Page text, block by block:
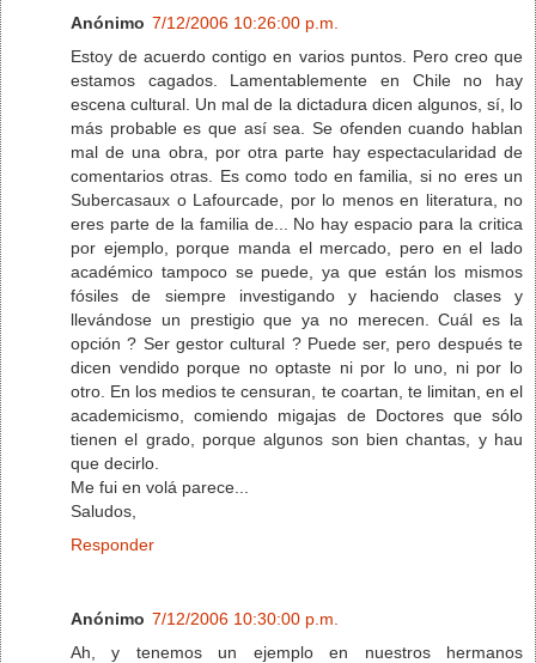
Anónimo 7/12/2006 10:26:00 p.m.
Estoy de acuerdo contigo en varios puntos. Pero creo que
estamos cagados. Lamentablemente en Chile no hay
escena cultural. Un mal de la dictadura dicen algunos, sí, lo
más probable es que así sea. Se ofenden cuando hablan
mal de una obra, por otra parte hay espectacularidad de
comentarios otras. Es como todo en familia, si no eres un
Subercasaux o Lafourcade, por lo menos en literatura, no
eres parte de la familia de... No hay espacio para la critica
por ejemplo, porque manda el mercado, pero en el lado
académico tampoco se puede, ya que están los mismos
fósiles de siempre investigando y haciendo clases y
llevándose un prestigio que ya no merecen. Cuál es la
opción ? Ser gestor cultural ? Puede ser, pero después te
dicen vendido porque no optaste ni por lo uno, ni por lo
otro. En los medios te censuran, te coartan, te limitan, en el
academicismo, comiendo migajas de Doctores que sólo
tienen el grado, porque algunos son bien chantas, y hau
que decirlo.
Me fui en volá parece...
Saludos,
Responder
Anónimo 7/12/2006 10:30:00 p.m.
Ah, y tenemos un ejemplo en nuestros hermanos